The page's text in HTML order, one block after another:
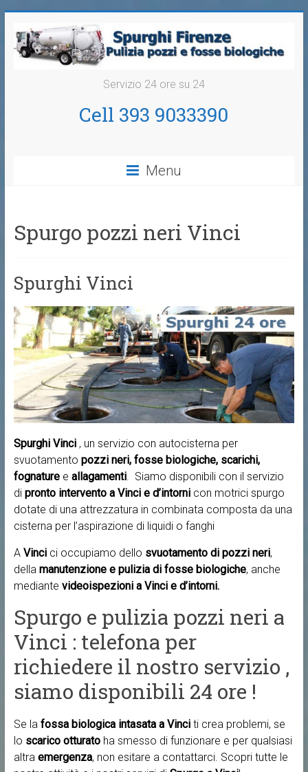
Servizio 24 ore su 24
Cell 393 9033390
Menu
Spurgo pozzi neri Vinci
Spurghi Vinci
Spurghi Vinci , un servizio con autocisterna per
svuotamento pozzi neri, fosse biologiche, scarichi,
fognature e allagamenti. Siamo disponibili con il servizio
di pronto intervento a Vinci e d’intornicon motrici spurgo
dotate di una attrezzatura in combinata composta da una
cisterna per l’aspirazione di liquidi o fanghi
A Vinci ci occupiamo dello svuotamento di pozzi neri,
della manutenzione e pulizia di fosse biologiche, anche
mediante videoispezioni a Vinci e d’intorni.
Spurgo e pulizia pozzi neri a
Vinci : telefona per
richiedere il nostro servizio ,
siamo disponibili 24 ore !
Se la fossa biologica intasata a Vinciti crea problemi, se
lo scarico otturatoha smesso di funzionare e per qualsiasi
altra emergenza, non esitare a contattarci. Scopri tutte le